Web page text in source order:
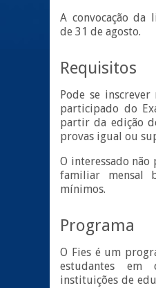
A convocação
de 31 de agosto.
Requisitos
Pode se
participado do
partir da edição
provas igual ou
O interessado não
familiar mensal
mínimos.
Programa
O Fies é um
estudantes em
instituições de